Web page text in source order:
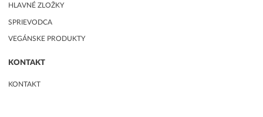
HLAVNÉ ZLOŽKY
SPRIEVODCA
VEGÁNSKE PRODUKTY
KONTAKT
KONTAKT